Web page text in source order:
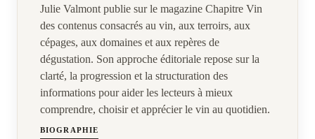
Julie Valmont publie sur le magazine Chapitre Vin
des contenus consacrés au vin, aux terroirs, aux
cépages, aux domaines et aux repères de
dégustation. Son approche éditoriale repose sur la
clarté, la progression et la structuration des
informations pour aider les lecteurs à mieux
comprendre, choisir et apprécier le vin au quotidien.
BIOGRAPHIE